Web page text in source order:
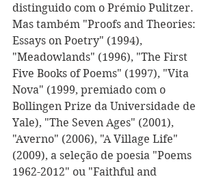
distinguido com o Prémio Pulitzer.
Mas também "Proofs and Theories:
Essays on Poetry" (1994),
"Meadowlands" (1996), "The First
Five Books of Poems" (1997), "Vita
Nova" (1999, premiado com o
Bollingen Prize da Universidade de
Yale), "The Seven Ages" (2001),
"Averno" (2006), "A Village Life"
(2009), a seleção de poesia "Poems
1962-2012" ou "Faithful and